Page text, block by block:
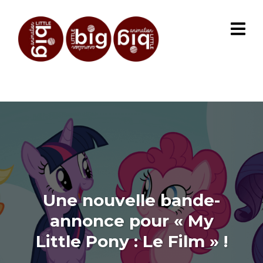
Une nouvelle bande-
annonce pour « My
Little Pony : Le Film » !